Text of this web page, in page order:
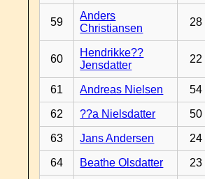
59
Anders
Christiansen
28
60
Hendrikke??
Jensdatter
22
61 Andreas Nielsen 54
62 ??a Nielsdatter 50
63 Jans Andersen 24
64 Beathe Olsdatter 23